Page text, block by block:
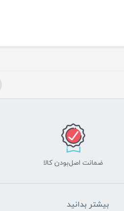
ضمانت اصل‌بودن کالا
بیشتر بدانید